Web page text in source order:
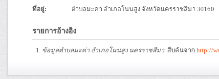
ที่อยู่: ตำบลมะค่า อำเภอโนนสูง จังหวัดนครราชสีมา 30160
รายการอ้างอิง
ข้อมูลตำบลมะค่า อำเภอโนนสูง นครราชสีมา. สืบค้นจาก http://